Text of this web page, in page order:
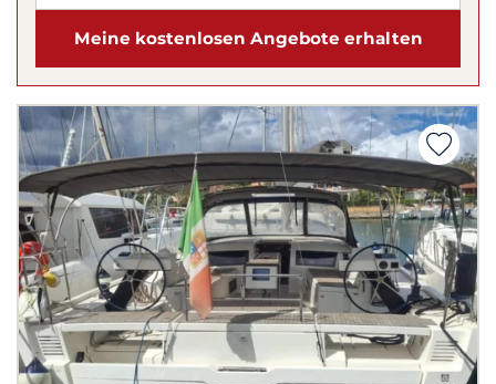
Meine kostenlosen Angebote erhalten